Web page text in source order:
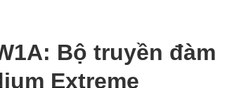
Bộ truyền đàm
Extreme